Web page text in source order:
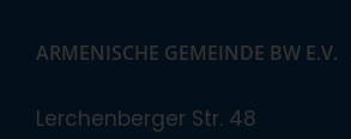
ARMENISCHE GEMEINDE BW E.V.
Lerchenberger Str. 48